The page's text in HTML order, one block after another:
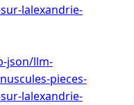
lalexandrie-
json/llm-
pieces-
lalexandrie-